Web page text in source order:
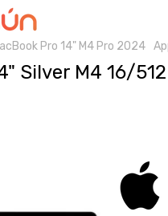
Pro 14" M4 Pro 2024
Silver M4 16/512